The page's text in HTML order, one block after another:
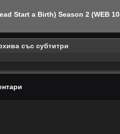
Start a Birth) Season 2 (WEB
със субтитри